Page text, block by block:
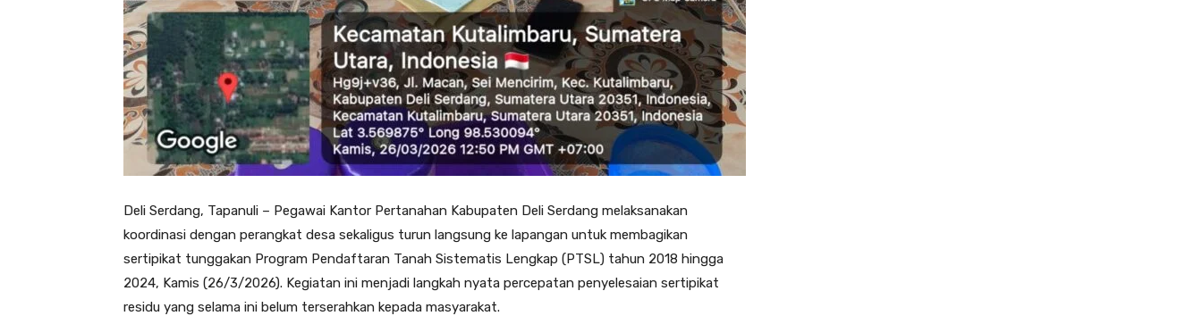
Deli Serdang, Tapanuli – Pegawai Kantor Pertanahan Kabupaten Deli Serdang melaksanakan
koordinasi dengan perangkat desa sekaligus turun langsung ke lapangan untuk membagikan
sertipikat tunggakan Program Pendaftaran Tanah Sistematis Lengkap (PTSL) tahun 2018 hingga
2024, Kamis (26/3/2026). Kegiatan ini menjadi langkah nyata percepatan penyelesaian sertipikat
residu yang selama ini belum terserahkan kepada masyarakat.